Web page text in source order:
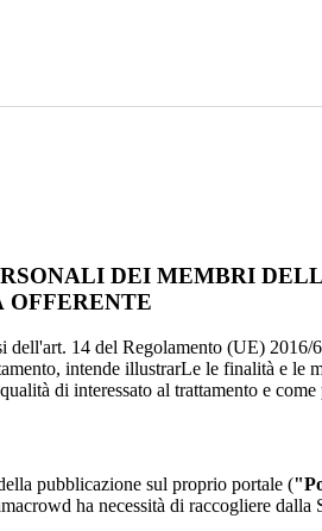
DEI MEMBRI
dell'art. 14 del Regolamento (UE) 2016/
intende illustrarLe le finalità e
di interessato al trattamento e come
pubblicazione sul proprio portale (
ha necessità di raccogliere